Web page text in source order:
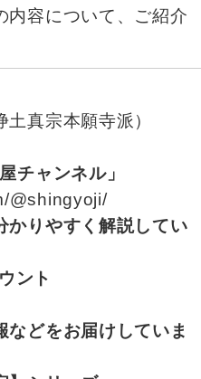
内容について、ご紹介
真宗本願寺派）
チャンネル」
@shingyoji/
かりやすく解説してい
ント
どをお届けしていま